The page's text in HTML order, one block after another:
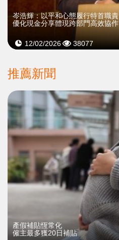
​岑浩輝：以平和心態履行特首職責
優化現金分享體現跨部門高效協作
12/02/2026 38077
推薦新聞
產假補貼恆常化
僱主最多獲20日補貼